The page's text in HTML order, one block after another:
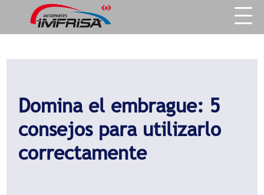
Domina el embrague: 5
consejos para utilizarlo
correctamente